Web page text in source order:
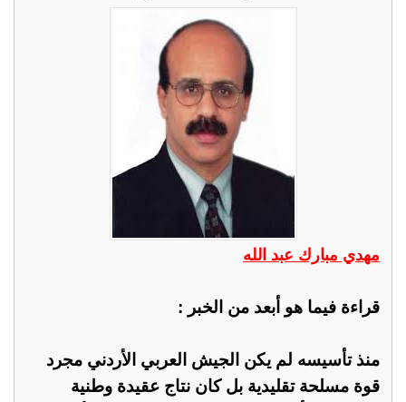
مهدي مبارك عبد الله
قراءة فيما هو أبعد من الخبر :
منذ تأسيسه لم يكن الجيش العربي الأردني مجرد
قوة مسلحة تقليدية بل كان نتاج عقيدة وطنية